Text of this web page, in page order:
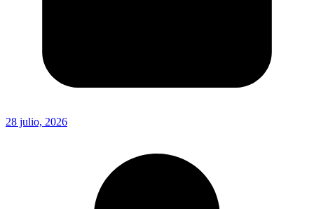
28 julio, 2026